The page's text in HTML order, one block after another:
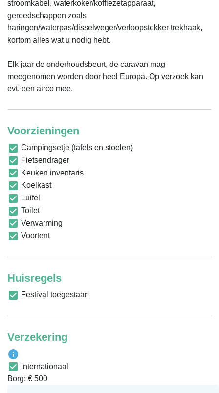
stroomkabel, waterkoker/koffiezetapparaat,
gereedschappen zoals
haringen/waterpas/disselweger/verloopstekker trekhaak,
kortom alles wat u nodig hebt.
Elk jaar de onderhoudsbeurt, de caravan mag
meegenomen worden door heel Europa. Op verzoek kan
evt. een airco mee.
Voorzieningen
Campingsetje (tafels en stoelen)
Fietsendrager
Keuken inventaris
Koelkast
Luifel
Toilet
Verwarming
Voortent
Huisregels
Festival toegestaan
Verzekering
Internationaal
Borg: € 500